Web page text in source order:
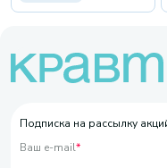
Подписка на рассылку
Ваш e-mail*